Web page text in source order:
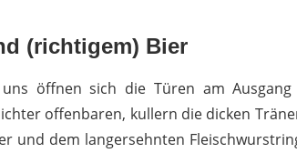
(richtigem) Bier
öffnen sich die Türen am Ausgang
offenbaren, kullern die dicken
und dem langersehnten